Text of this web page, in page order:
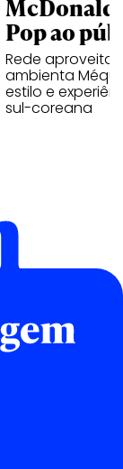
Pop ao
Rede aproveita
ambienta Méqui
estilo e
sul-coreana